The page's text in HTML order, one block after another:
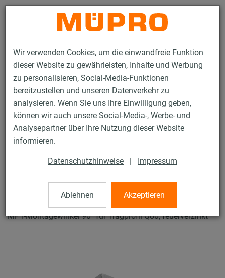
Wir verwenden Cookies, um die einwandfreie Funktion
dieser Website zu gewährleisten, Inhalte und Werbung
zu personalisieren, Social-Media-Funktionen
bereitzustellen und unseren Datenverkehr zu
analysieren. Wenn Sie uns Ihre Einwilligung geben,
können wir auch unsere Social-Media-, Werbe- und
Analysepartner über Ihre Nutzung dieser Website
informieren.
Datenschutzhinweise | Impressum
Ablehnen Akzeptieren
Kontakt
Produkte Befestigungstechnik
Lüftungsbefestigung
Feuerverzinkte Produkte für die Lüftungsbefestigung
MPT-Montagewinkel 90°
MPT-Montagewinkel 90°
MPT-Montagewinkel 90° für Tragprofil Q80, feuerverzinkt